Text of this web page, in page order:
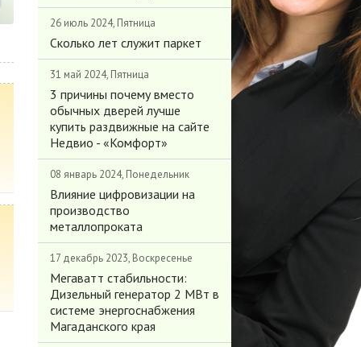
26 июль 2024, Пятница
Сколько лет служит паркет
31 май 2024, Пятница
3 причины почему вместо
обычных дверей лучше
купить раздвижные на сайте
Недвио - «Комфорт»
08 январь 2024, Понедельник
Влияние цифровизации на
производство
металлопроката
17 декабрь 2023, Воскресенье
Мегаватт стабильности:
Дизельный генератор 2 МВт в
системе энергоснабжения
Магаданского края